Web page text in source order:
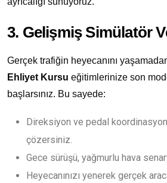
3. Gelişmiş Simülatör
Gerçek trafiğin heyecanını
Ehliyet Kursu eğitimlerinize son
başlarsınız. Bu sayede:
Direksiyon ve pedal
çözersiniz.
Gece sürüşü, yağmurlu hava
Heyecanınızı yenerek gerçek